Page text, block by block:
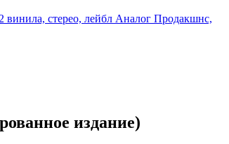
стерео, лейбл Аналог Продакшнс,
издание)